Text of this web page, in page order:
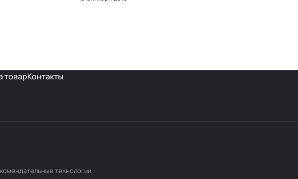
товарКонтакты
технологии.